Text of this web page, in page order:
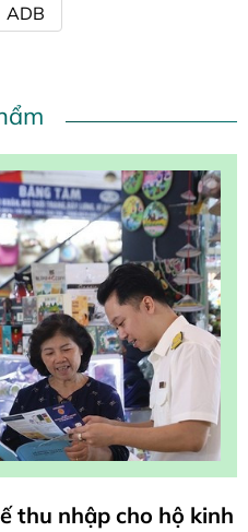
ADB
thu nhập cho hộ kinh